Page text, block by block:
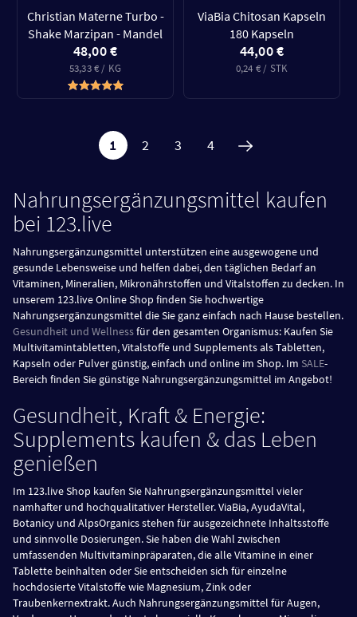
Christian Materne Turbo -
Shake Marzipan - Mandel
48,00 €
53,33 € / KG
ViaBia Chitosan Kapseln
180 Kapseln
44,00 €
0,24 € / STK
1 2 3 4
Nahrungsergänzungsmittel kaufen
bei 123.live
Nahrungsergänzungsmittel unterstützen eine ausgewogene und
gesunde Lebensweise und helfen dabei, den täglichen Bedarf an
Vitaminen, Mineralien, Mikronährstoffen und Vitalstoffen zu decken. In
unserem 123.live Online Shop finden Sie hochwertige
Nahrungsergänzungsmittel die Sie ganz einfach nach Hause bestellen.
Gesundheit und Wellnessfür den gesamten Organismus: Kaufen Sie
Multivitamintabletten, Vitalstoffe und Supplements als Tabletten,
Kapseln oder Pulver günstig, einfach und online im Shop. Im SALE-
Bereich finden Sie günstige Nahrungsergänzungsmittel im Angebot!
Gesundheit, Kraft & Energie:
Supplements kaufen & das Leben
genießen
Im 123.live Shop kaufen Sie Nahrungsergänzungsmittel vieler
namhafter und hochqualitativer Hersteller. ViaBia, AyudaVital,
Botanicy und AlpsOrganics stehen für ausgezeichnete Inhaltsstoffe
und sinnvolle Dosierungen. Sie haben die Wahl zwischen
umfassenden Multivitaminpräparaten, die alle Vitamine in einer
Tablette beinhalten oder Sie entscheiden sich für einzelne
hochdosierte Vitalstoffe wie Magnesium, Zink oder
Traubenkernextrakt. Auch Nahrungsergänzungsmittel für Augen,